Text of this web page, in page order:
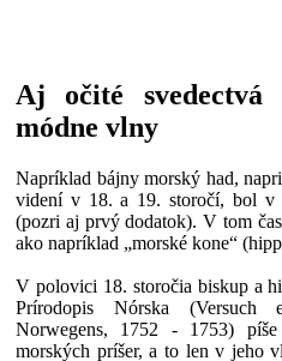
Aj očité
módne vlny
Napríklad bájny morský had,
videní v 18. a 19. storočí, bol v
(pozri aj prvý dodatok). V tom
ako napríklad „morské kone“
V polovici 18. storočia biskup a
Prírodopis Nórska (Versuch
Norwegens, 1752 - 1753)
morských príšer, a to len v jeho